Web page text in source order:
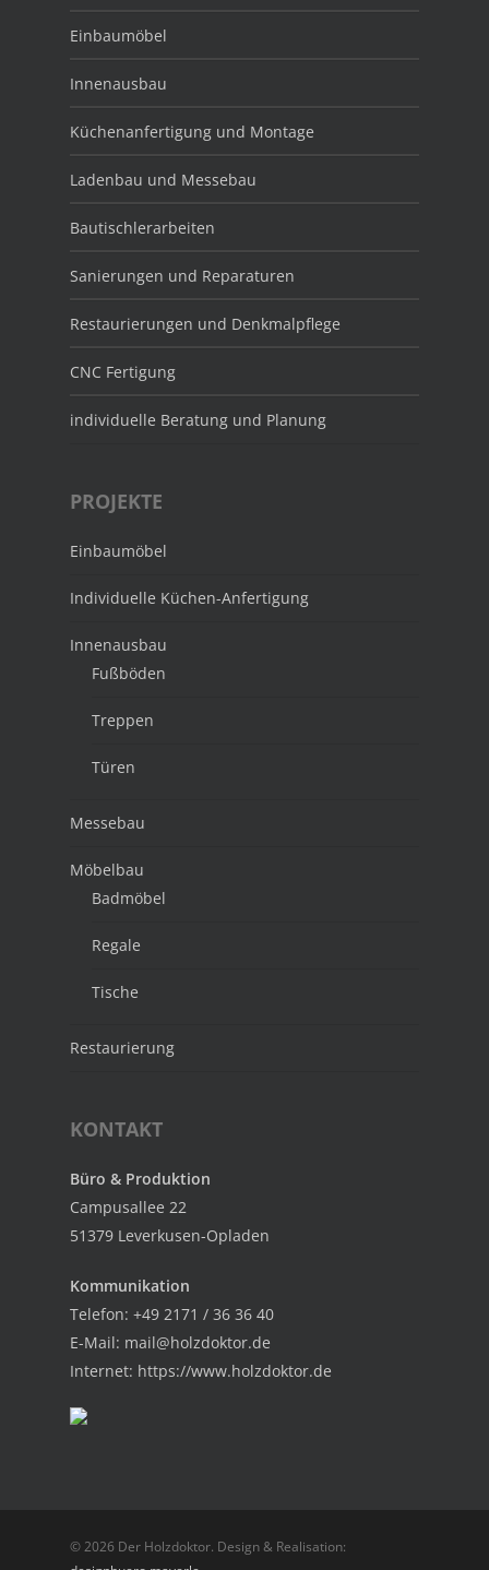
Einbaumöbel
Innenausbau
Küchenanfertigung und Montage
Ladenbau und Messebau
Bautischlerarbeiten
Sanierungen und Reparaturen
Restaurierungen und Denkmalpflege
CNC Fertigung
individuelle Beratung und Planung
PROJEKTE
Einbaumöbel
Individuelle Küchen-Anfertigung
Innenausbau
Fußböden
Treppen
Türen
Messebau
Möbelbau
Badmöbel
Regale
Tische
Restaurierung
KONTAKT
Büro & Produktion
Campusallee 22
51379 Leverkusen-Opladen
Kommunikation
Telefon: +49 2171 / 36 36 40
E-Mail: mail@holzdoktor.de
Internet: https://www.holzdoktor.de
© 2026 Der Holzdoktor. Design & Realisation: